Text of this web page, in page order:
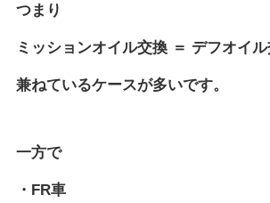
つまり
ミッションオイル交換 ＝ デフオイル
兼ねているケースが多いです。
一方で
・FR車